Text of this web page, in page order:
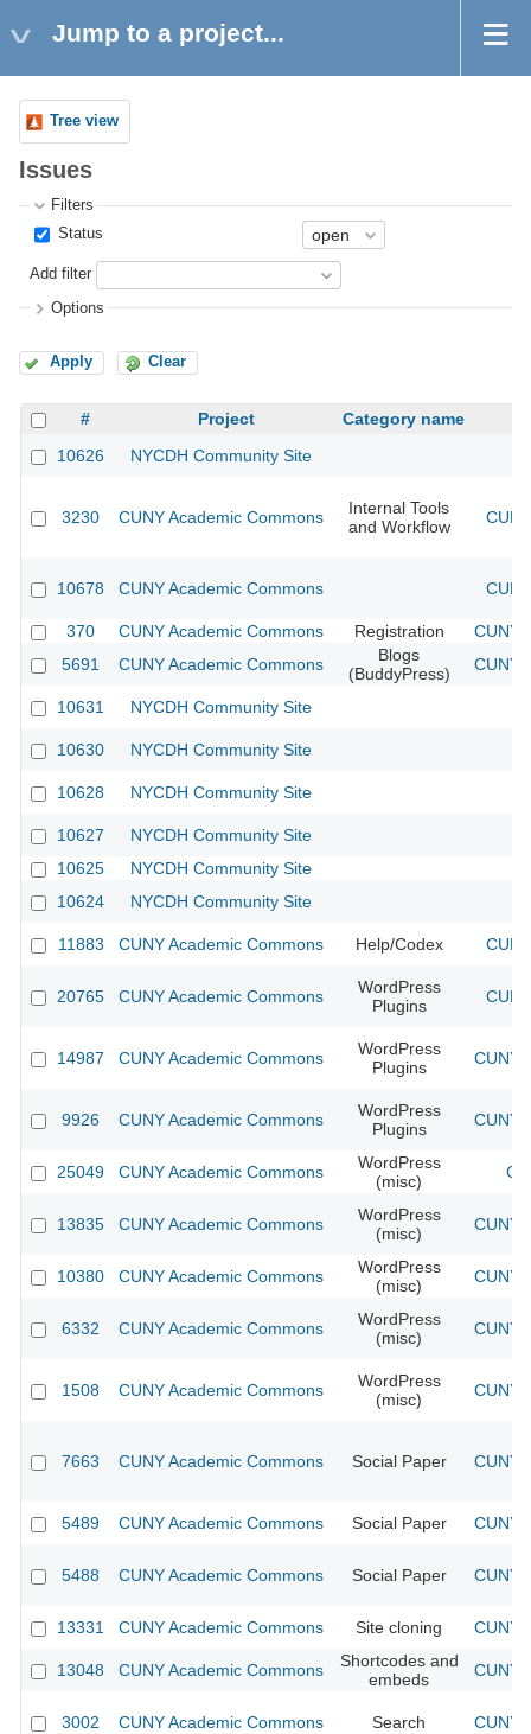
Jump to a project...
Tree view
Issues
Filters
Status
Add filter
Options
Apply Clear
# Project
Category name
10626
NYCDH Community Site
3230 CUNY Academic Commons
Internal Tools
and Workflow
10678 CUNY Academic Commons
370 CUNY Academic Commons Registration
CUNY
5691
CUNY Academic Commons
Blogs
(BuddyPress)
CUNY
10631 NYCDH Community Site
10630 NYCDH Community Site
10628 NYCDH Community Site
10627
NYCDH Community Site
10625
NYCDH Community Site
10624
NYCDH Community Site
11883 CUNY Academic Commons Help/Codex
20765 CUNY Academic Commons
WordPress
Plugins
14987 CUNY Academic Commons
WordPress
Plugins
CUNY
9926 CUNY Academic Commons
WordPress
Plugins
CUNY
25049 CUNY Academic Commons
WordPress
(misc)
13835 CUNY Academic Commons
WordPress
(misc)
CUNY
10380 CUNY Academic Commons
WordPress
(misc)
CUNY
6332 CUNY Academic Commons
WordPress
(misc)
CUNY
1508 CUNY Academic Commons
WordPress
(misc)
CUNY
7663 CUNY Academic Commons Social Paper CUNY
5489 CUNY Academic Commons Social Paper CUNY
5488 CUNY Academic Commons Social Paper CUNY
13331 CUNY Academic Commons Site cloning CUNY
13048 CUNY Academic Commons
Shortcodes and
embeds
CUNY
3002 CUNY Academic Commons Search CUNY